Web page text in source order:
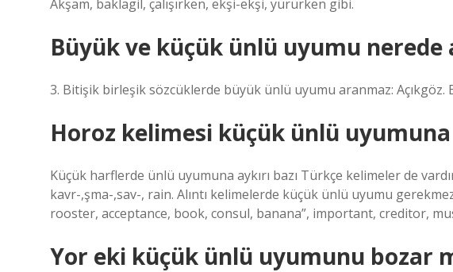
Akşam, baklagil, çalışırken, ekşi-ekşi, yürürken gibi.
Büyük ve küçük ünlü uyumu nerede
3. Bitişik birleşik sözcüklerde büyük ünlü uyumu aranmaz: Açıkgöz.
Horoz kelimesi küçük ünlü uyumuna
Küçük harflerde ünlü uyumuna aykırı bazı Türkçe kelimeler de
kavr-,şma-,sav-, rain. Alıntı kelimelerde küçük ünlü uyumu
rooster, acceptance, book, consul, banana”, important, creditor,
Yor eki küçük ünlü uyumunu bozar